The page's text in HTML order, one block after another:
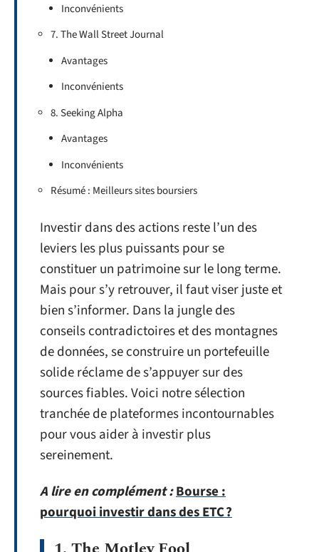
Inconvénients
7. The Wall Street Journal
Avantages
Inconvénients
8. Seeking Alpha
Avantages
Inconvénients
Résumé : Meilleurs sites boursiers
Investir dans des actions reste l’un des
leviers les plus puissants pour se
constituer un patrimoine sur le long terme.
Mais pour s’y retrouver, il faut viser juste et
bien s’informer. Dans la jungle des
conseils contradictoires et des montagnes
de données, se construire un portefeuille
solide réclame de s’appuyer sur des
sources fiables. Voici notre sélection
tranchée de plateformes incontournables
pour vous aider à investir plus
sereinement.
A lire en complément :Bourse :
pourquoi investir dans des ETC ?